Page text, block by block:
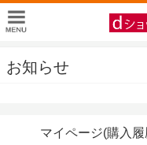
お知らせ
マイページ(購入